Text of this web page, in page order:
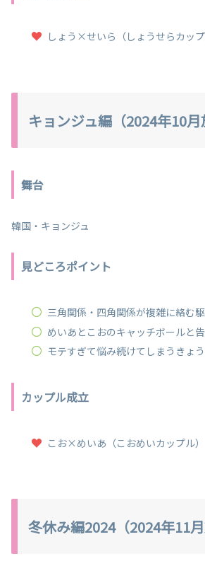
しょう×せいら（しょうせらカッ
キョンジュ編（2024年10月
舞台
韓国・キョンジュ
見どころポイント
三角関係・四角関係が複雑に絡む
めいあとこおのキャッチボールと
モテすぎて悩み続けてしまうきょ
カップル成立
こお×めいあ（こおめいカップル）
冬休み編2024（2024年11月